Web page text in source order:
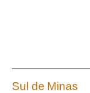
Sul de Minas